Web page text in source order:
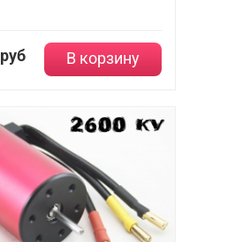
руб В корзину